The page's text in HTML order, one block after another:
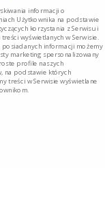
się ran nie
szybko. …
informacji o
Użytkownika na podstawie
korzystania z Serwisu i
wyświetlanych w Serwisie.
posiadanych informacji możemy
marketing spersonalizowany
profile naszych
na podstawie których
treści w Serwisie wyświetlane